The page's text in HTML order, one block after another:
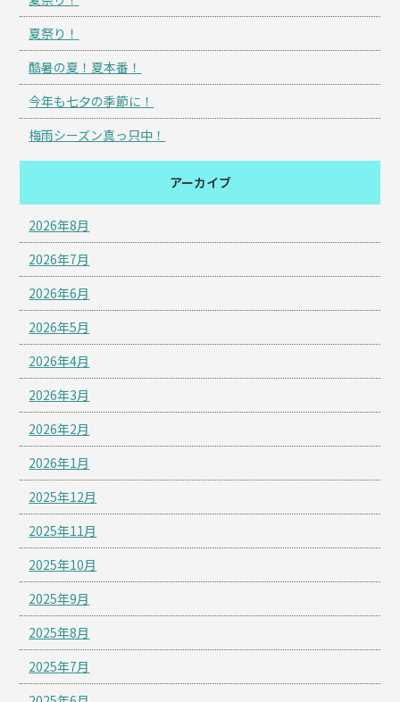
夏祭り！
酷暑の夏！夏本番！
今年も七夕の季節に！
梅雨シーズン真っ只中！
アーカイブ
2026年8月
2026年7月
2026年6月
2026年5月
2026年4月
2026年3月
2026年2月
2026年1月
2025年12月
2025年11月
2025年10月
2025年9月
2025年8月
2025年7月